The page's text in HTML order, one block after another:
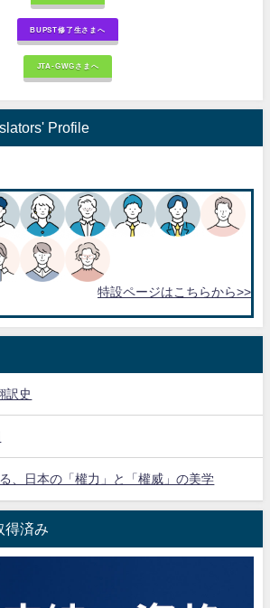
BUPST修了生さまへ
JTA-GWGさまへ
Profile
特設ページはこちらから>>
訳史
、日本の「權力」と「權威」の美学
得済み